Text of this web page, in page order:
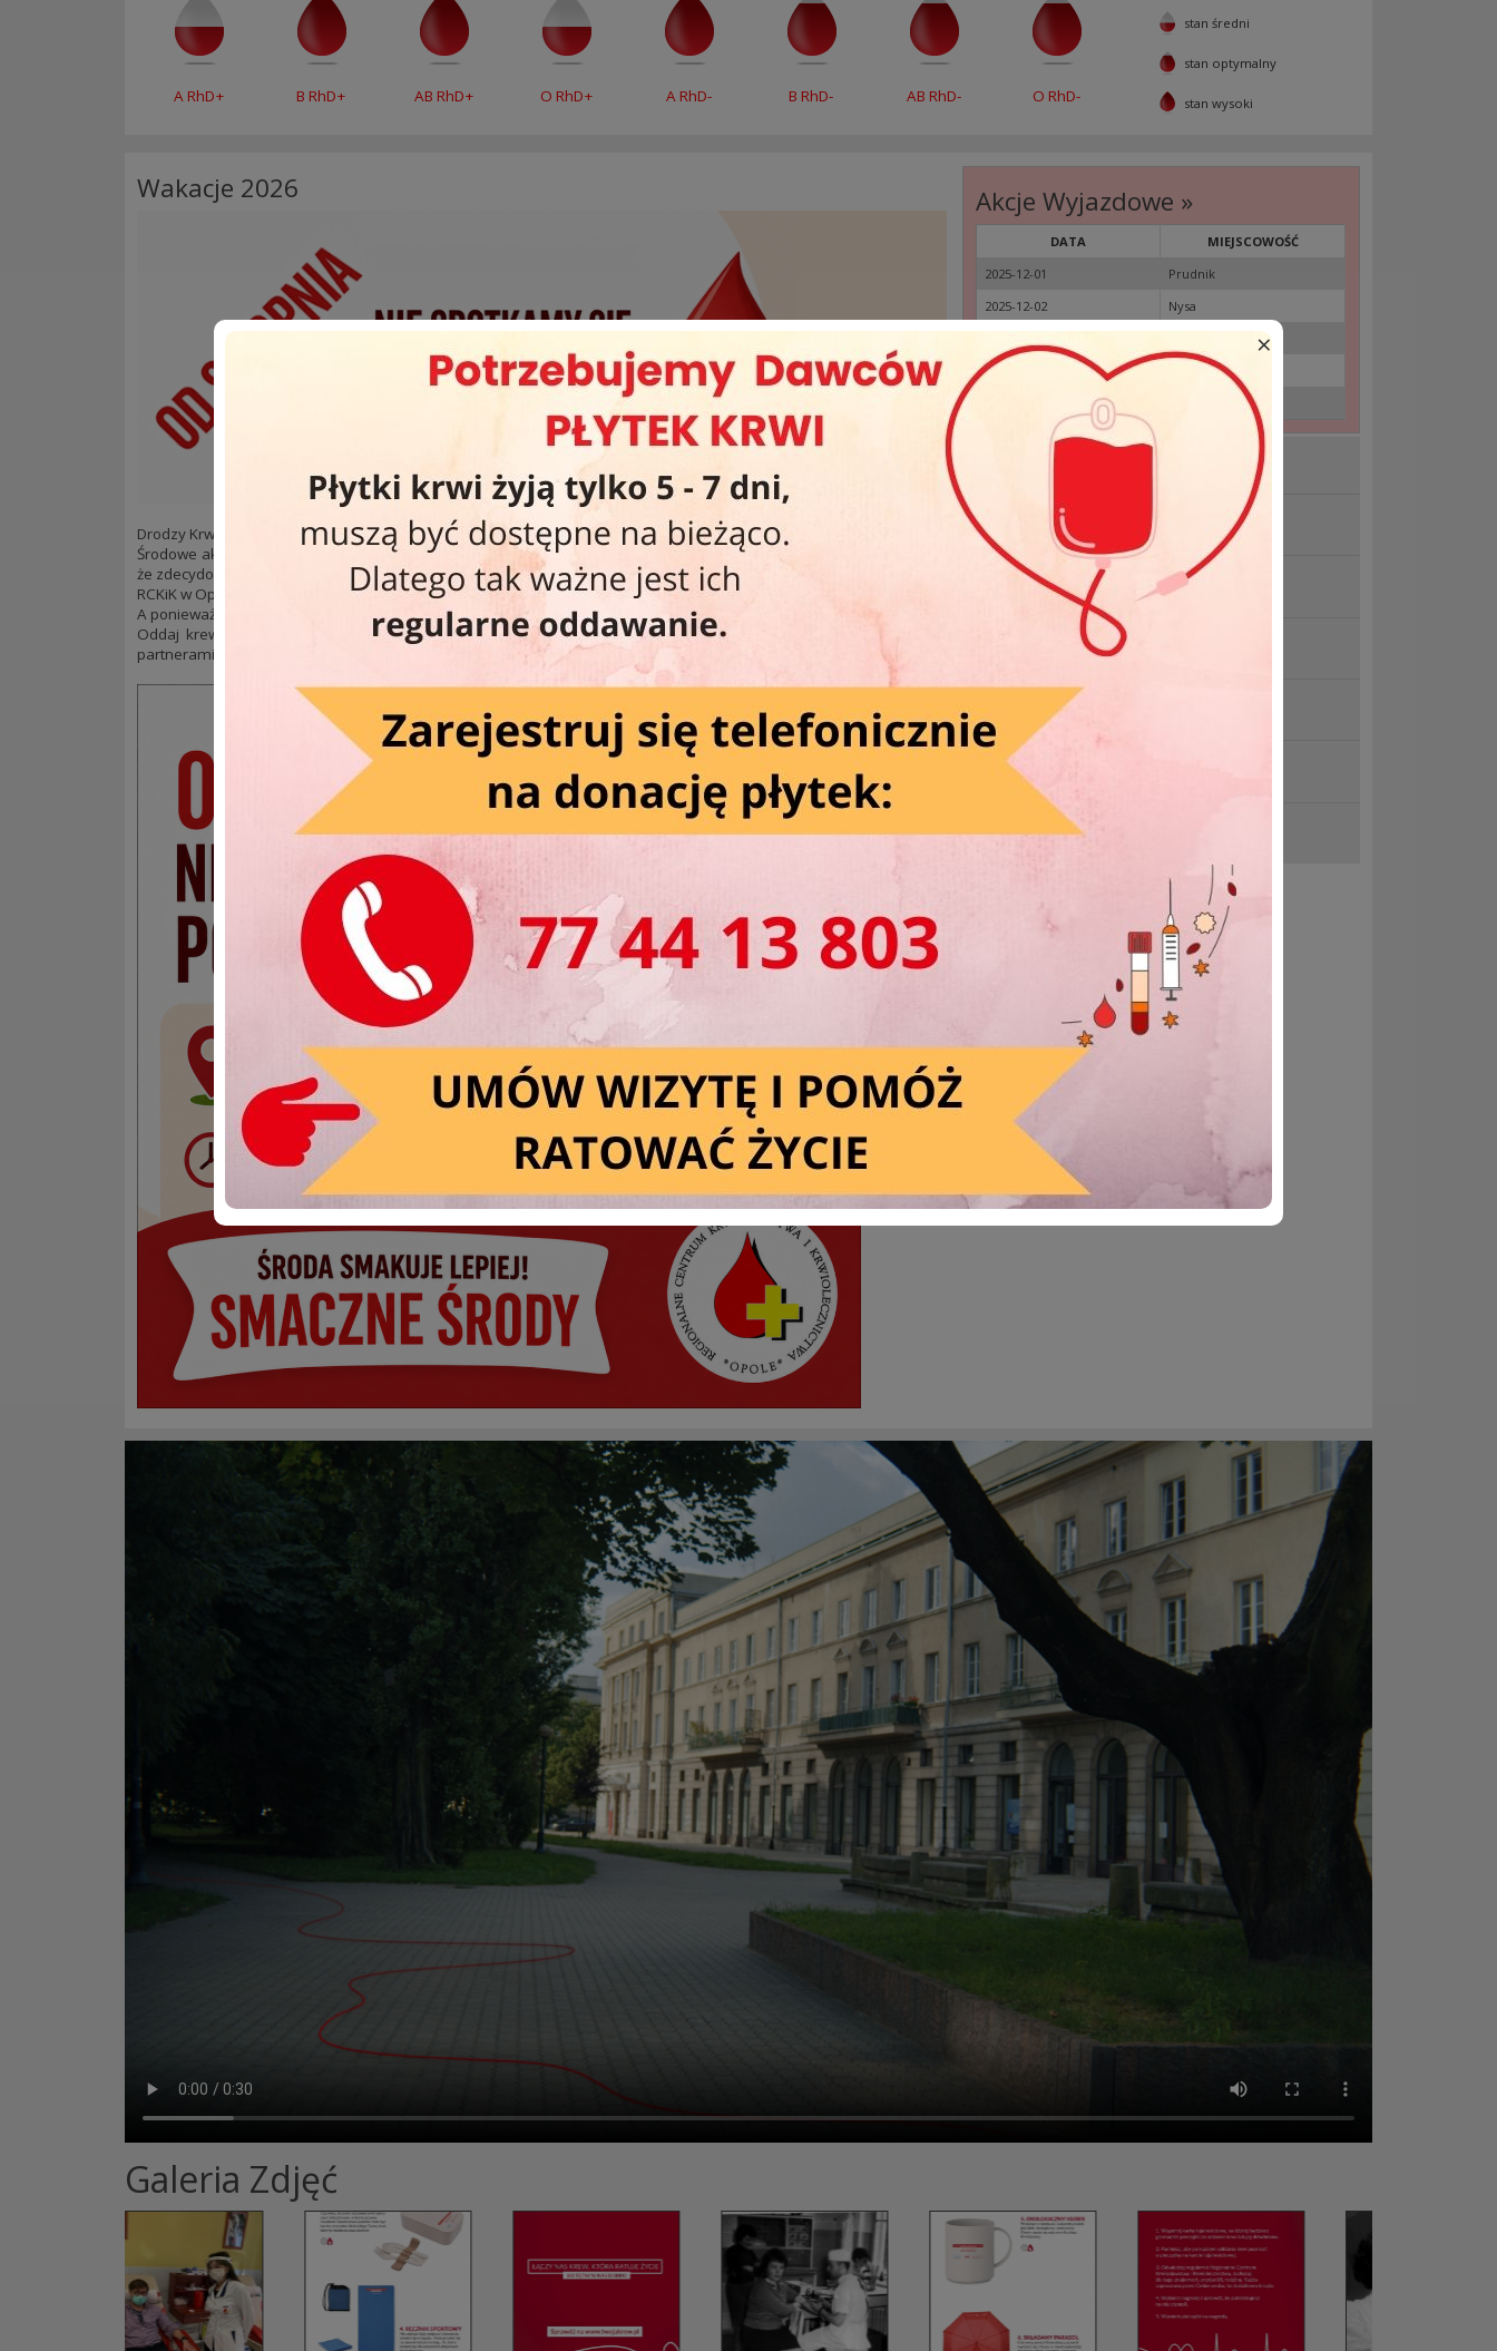
A RhD+ B RhD+ AB RhD+ O RhD+ A RhD- B RhD- AB RhD- O RhD-
stan średni
stan optymalny
stan wysoki
Wakacje 2026
Drodzy Krwiodawcy! Mała zmiana planów od sierpnia.
Środowe akcje poboru krwi pod CH Solaris nie cieszyły się taką frekwencją, na jaką liczyliśmy. Pokazaliście nam za to,
że zdecydowanie chętniej odwiedzacie nas w siedzibie RCKiK — dlatego właśnie tam będziemy na Was czekać!
RCKiK w Opolu, ul. Kośnego 55od 7:00 do 14:30.
A ponieważ środa może smakować naprawdę dobrze, zapraszamy również na nasze „Smaczne Środy”!
Oddaj krew, uratuj komuś zdrowie lub życie i skorzystaj z miłej niespodzianki przygotowanej wspólnie z naszymi
partnerami.
Akcje Wyjazdowe »
DATA
MIEJSCOWOŚĆ
2025-12-01
Prudnik
2025-12-02
Nysa
2025-12-05
Praszka
Wakacje 2026
Widzimy się pod Solarisem
Kondolencje
Odwołana akcja 15.07.2026r.
Potrzebna krew grupy 0 Rh-
Światowy Dzień Krwiodawcy 14 czerwca
Wszystkie aktualności
Galeria Zdjęć
×